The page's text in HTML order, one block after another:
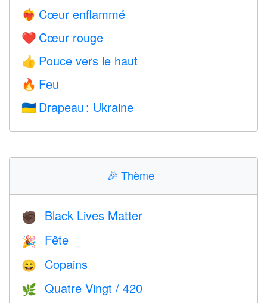
❤️‍🔥 Cœur enflammé
❤️ Cœur rouge
👍 Pouce vers le haut
🔥 Feu
🇺🇦 Drapeau : Ukraine
🎉 Thème
✊🏿 Black Lives Matter
🎉 Fête
😄 Copains
🌿 Quatre Vingt / 420